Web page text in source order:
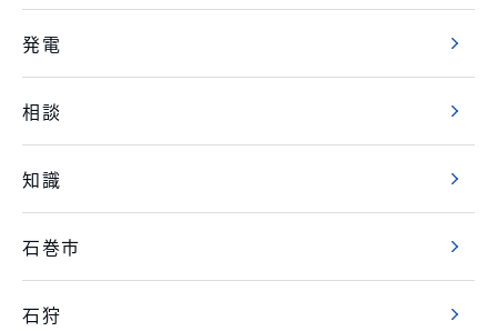
発電
相談
知識
石巻市
石狩